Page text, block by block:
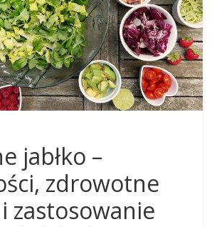
jabłko –
zdrowotne
zastosowanie